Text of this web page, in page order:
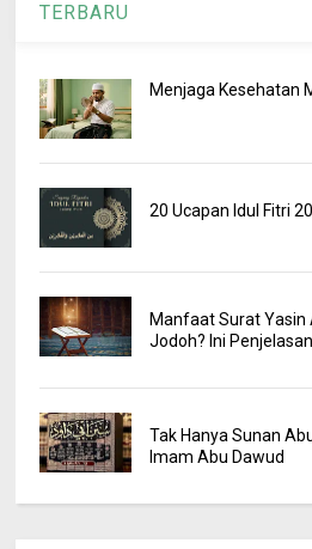
TERBARU
Menjaga Kesehatan
20 Ucapan Idul Fitri
Manfaat Surat Yasin
Jodoh? Ini
Tak Hanya Sunan
Imam Abu Dawud